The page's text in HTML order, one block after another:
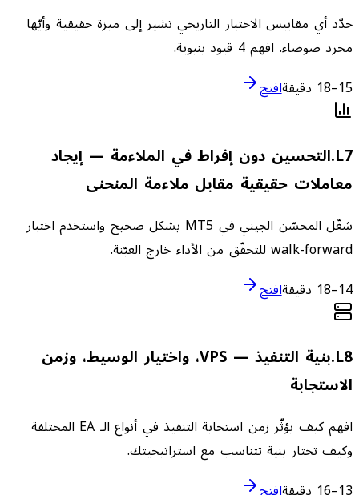
حدّد أي مقاييس الاختبار التاريخي تشير إلى ميزة حقيقية وأيّها
مجرد ضوضاء. افهم 4 قيود بنيوية.
15–18 دقيقة
افتح
L7
.التحسين دون إفراط في الملاءمة — إيجاد
معاملات حقيقية مقابل ملاءمة المنحنى
شغّل المحسّن الجيني في MT5 بشكل صحيح واستخدم اختبار
walk-forward للتحقّق من الأداء خارج العيّنة.
14–18 دقيقة
افتح
L8
.
بنية التنفيذ — VPS، واختيار الوسيط، وزمن
الاستجابة
افهم كيف يؤثّر زمن استجابة التنفيذ في أنواع الـ EA المختلفة
وكيف تختار بنية تتناسب مع استراتيجيتك.